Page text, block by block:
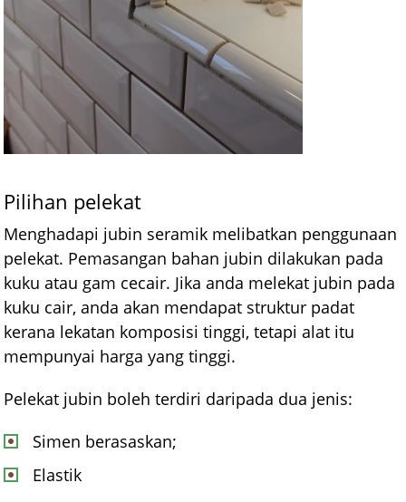
Pilihan pelekat
Menghadapi jubin seramik melibatkan penggunaan
pelekat. Pemasangan bahan jubin dilakukan pada
kuku atau gam cecair. Jika anda melekat jubin pada
kuku cair, anda akan mendapat struktur padat
kerana lekatan komposisi tinggi, tetapi alat itu
mempunyai harga yang tinggi.
Pelekat jubin boleh terdiri daripada dua jenis:
Simen berasaskan;
Elastik